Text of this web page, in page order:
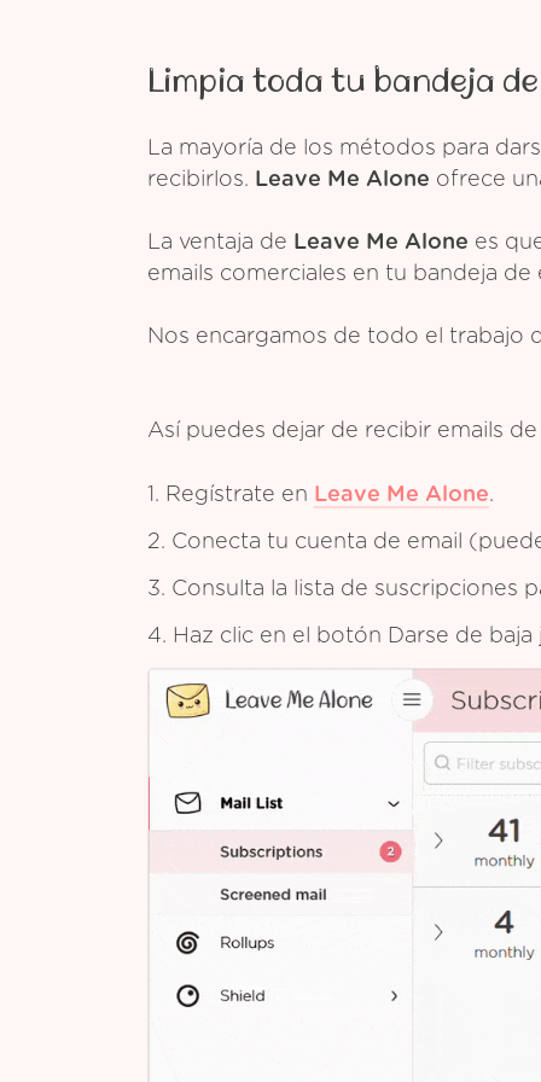
Limpia toda tu bandeja
La mayoría de los métodos para
recibirlos. Leave Me Alone ofrece
La ventaja de Leave Me Alone es
emails comerciales en tu bandeja
Nos encargamos de todo el trabajo
Así puedes dejar de recibir emails
1. Regístrate en Leave Me Alone.
2. Conecta tu cuenta de email
3. Consulta la lista de suscripciones
4. Haz clic en el botón Darse de